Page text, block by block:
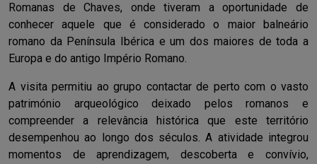
Romanas de Chaves, onde tiveram a oportunidade de
conhecer aquele que é considerado o maior balneário
romano da Península Ibérica e um dos maiores de toda a
Europa e do antigo Império Romano.
A visita permitiu ao grupo contactar de perto com o vasto
património arqueológico deixado pelos romanos e
compreender a relevância histórica que este território
desempenhou ao longo dos séculos. A atividade integrou
momentos de aprendizagem, descoberta e convívio,